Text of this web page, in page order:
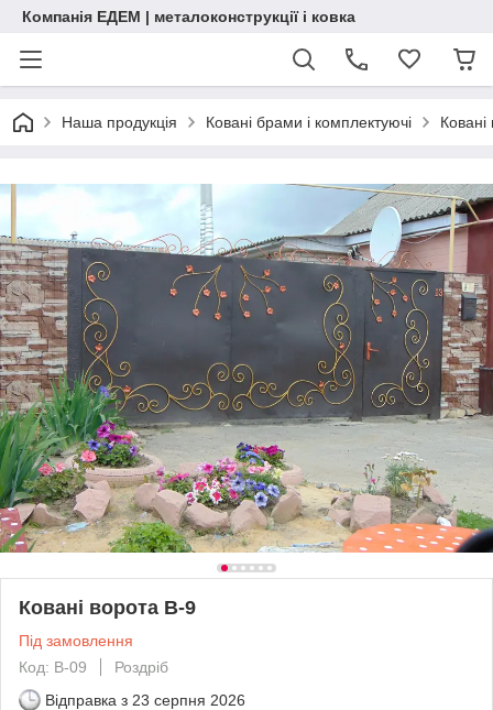
Компанія ЕДЕМ | металоконструкції і ковка
Наша продукція Ковані брами і комплектуючі Ковані
Ковані ворота В-9
Під замовлення
Код: В-09
Роздріб
Відправка з 23 серпня 2026